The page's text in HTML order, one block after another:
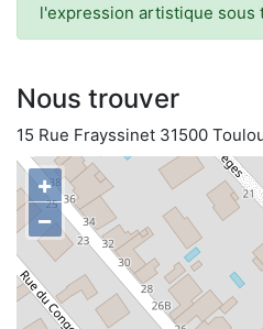
l'expression artistique sous
Nous trouver
15 Rue Frayssinet 31500
+
−